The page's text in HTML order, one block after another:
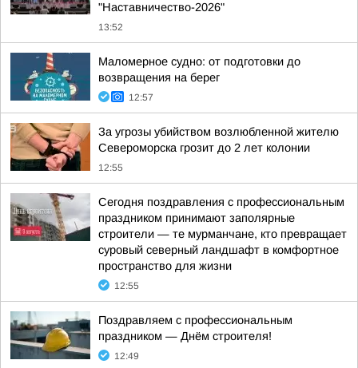
"Наставничество-2026"
13:52
Маломерное судно: от подготовки до
возвращения на берег
12:57
За угрозы убийством возлюбленной жителю
Североморска грозит до 2 лет колонии
12:55
Сегодня поздравления с профессиональным
праздником принимают заполярные
строители — те мурманчане, кто превращает
суровый северный ландшафт в комфортное
пространство для жизни
12:55
Поздравляем с профессиональным
праздником — Днём строителя!
12:49